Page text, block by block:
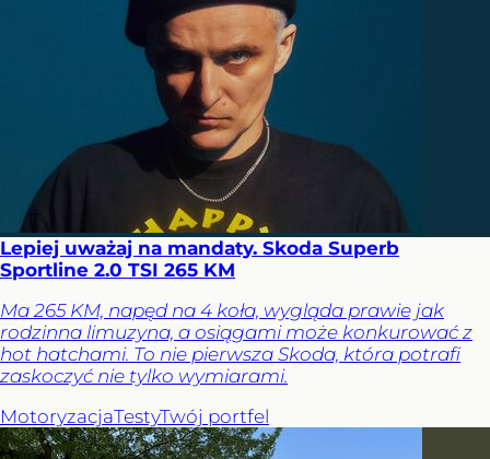
Lepiej uważaj na mandaty. Skoda Superb
Sportline 2.0 TSI 265 KM
Ma 265 KM, napęd na 4 koła, wygląda prawie jak
rodzinna limuzyna, a osiągami może konkurować z
hot hatchami. To nie pierwsza Skoda, która potrafi
zaskoczyć nie tylko wymiarami.
MotoryzacjaTestyTwój portfel